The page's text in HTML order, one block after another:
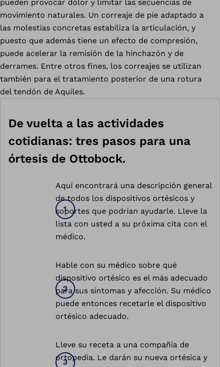
pueden provocar dolor y limitar las secuencias de
movimiento naturales. Un correaje de pie adaptado a
las molestias concretas estabiliza la articulación, y
puesto que además tiene un efecto de compresión,
puede acelerar la remisión de la hinchazón y de
derrames. Entre otros fines, los correajes se utilizan
también para el tratamiento posterior de una rotura
del tendón de Aquiles.
De vuelta a las actividades
cotidianas: tres pasos para una
órtesis de Ottobock.
Aquí encontrará una descripción general
de todos los dispositivos ortésicos y
soportes que podrían ayudarle. Lleve la
lista con usted a su próxima cita con el
médico.
Hable con su médico sobre qué
dispositivo ortésico es el más adecuado
para sus síntomas y afección. Su médico
puede entonces recetarle el dispositivo
ortésico adecuado.
Lleve su receta a una compañía de
ortopedia. Le darán su nueva ortésica y